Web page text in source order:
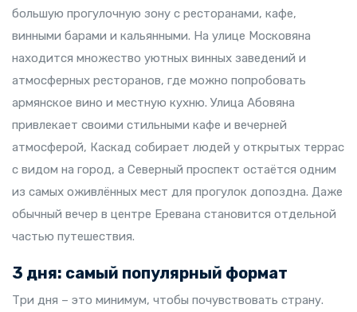
большую прогулочную зону с ресторанами, кафе,
винными барами и кальянными. На улице Московяна
находится множество уютных винных заведений и
атмосферных ресторанов, где можно попробовать
армянское вино и местную кухню. Улица Абовяна
привлекает своими стильными кафе и вечерней
атмосферой, Каскад собирает людей у открытых террас
с видом на город, а Северный проспект остаётся одним
из самых оживлённых мест для прогулок допоздна. Даже
обычный вечер в центре Еревана становится отдельной
частью путешествия.
3 дня: самый популярный формат
Три дня – это минимум, чтобы почувствовать страну.